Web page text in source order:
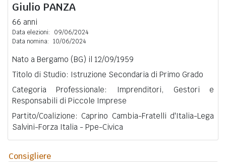
Giulio PANZA
66 anni
Data elezioni:
09/06/2024
Data nomina: 10/06/2024
Nato a Bergamo (BG) il 12/09/1959
Titolo di Studio: Istruzione Secondaria di Primo Grado
Categoria Professionale: Imprenditori, Gestori e
Responsabili di Piccole Imprese
Partito/Coalizione: Caprino Cambia-Fratelli d'Italia-Lega
Salvini-Forza Italia - Ppe-Civica
Consigliere